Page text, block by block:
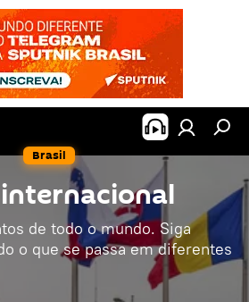
Brasil
de todo o mundo. Siga
o que se passa em diferentes